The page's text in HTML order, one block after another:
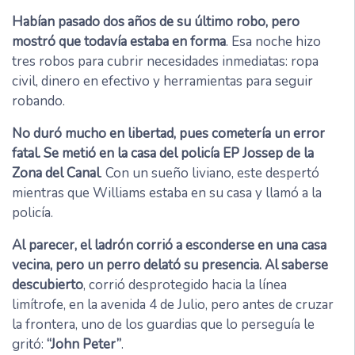
Habían pasado dos años de su último robo, pero
mostró que todavía estaba en forma. Esa noche hizo
tres robos para cubrir necesidades inmediatas: ropa
civil, dinero en efectivo y herramientas para seguir
robando.
No duró mucho en libertad, pues cometería un error
fatal. Se metió en la casa del policía EP Jossep de la
Zona del Canal. Con un sueño liviano, este despertó
mientras que Williams estaba en su casa y llamó a la
policía.
Al parecer, el ladrón corrió a esconderse en una casa
vecina, pero un perro delató su presencia. Al saberse
descubierto, corrió desprotegido hacia la línea
limítrofe, en la avenida 4 de Julio, pero antes de cruzar
la frontera, uno de los guardias que lo perseguía le
gritó: “John Peter”.